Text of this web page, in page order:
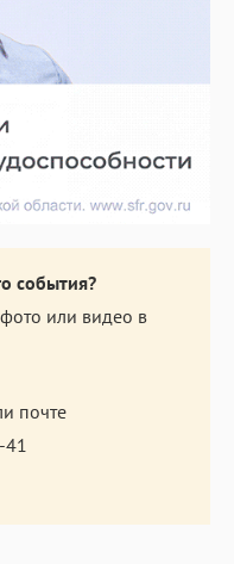
события?
или видео в
почте